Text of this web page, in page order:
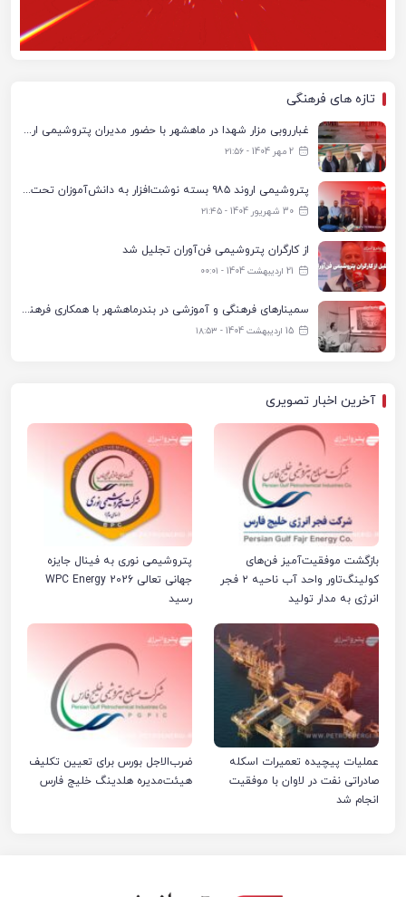
تازه های فرهنگی
غبارروبی مزار شهدا در ماهشهر با حضور مدیران پتروشیمی اروند و مسئولان شهری
2 مهر 1404 - ۲۱:۵۶
پتروشیمی اروند ۹۸۵ بسته نوشت‌افزار به دانش‌آموزان تحت پوشش کمیته امداد بندرماهشهر اهدا کرد
30 شهریور 1404 - ۲۱:۴۵
از کارگران پتروشیمی فن‌آوران تجلیل شد
21 اردیبهشت 1404 - ۰۰:۰۱
سمینارهای فرهنگی و آموزشی در بندرماهشهر با همکاری فرهنگ‌سرای پتروشیمی مارون
15 اردیبهشت 1404 - ۱۸:۵۳
آخرین اخبار تصویری
بازگشت موفقیت‌آمیز فن‌های
کولینگ‌تاور واحد آب ناحیه ۲ فجر
انرژی به مدار تولید
پتروشیمی نوری به فینال جایزه
جهانی تعالی WPC Energy 2026
رسید
عملیات پیچیده تعمیرات اسکله
صادراتی نفت در لاوان با موفقیت
انجام شد
ضرب‌الاجل بورس برای تعیین تکلیف
هیئت‌مدیره هلدینگ خلیج فارس